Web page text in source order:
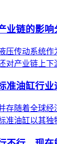
业链的影响
压传动系统
对产业链上下
准油缸行
存随着全球
准油缸以其独